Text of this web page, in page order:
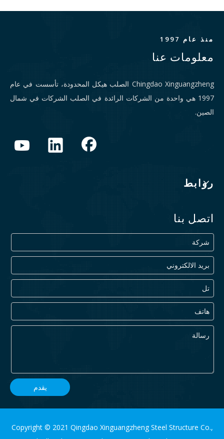
منذ عام 1997
معلومات عنا
Chingdao Xinguangzheng الصلب هيكل المحدودة، تأسست في عام
1997 هي واحدة من الشركات الرائدة في الصلب الشركات في شمال
الصين.
روابط
اتصل بنا
يقدم
Copyright © 2021 Qingdao Xinguangzheng Steel Structure Co.,